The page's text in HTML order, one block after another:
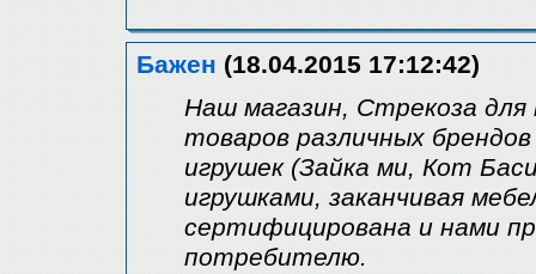
Бажен (18.04.2015 17:12:42)
Наш магазин, Стрекоза
товаров различных
игрушек (Зайка ми, Кот
игрушками, заканчивая
сертифицирована и нами
потребителю.